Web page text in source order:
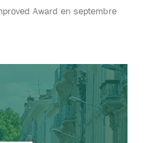
Award en septembre